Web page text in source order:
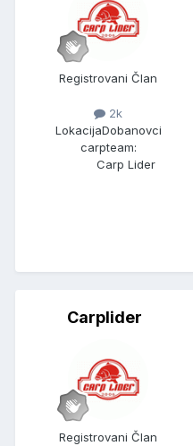
Registrovani Član
2k
LokacijaDobanovci
carpteam:
Carp Lider
Carplider
Registrovani Član